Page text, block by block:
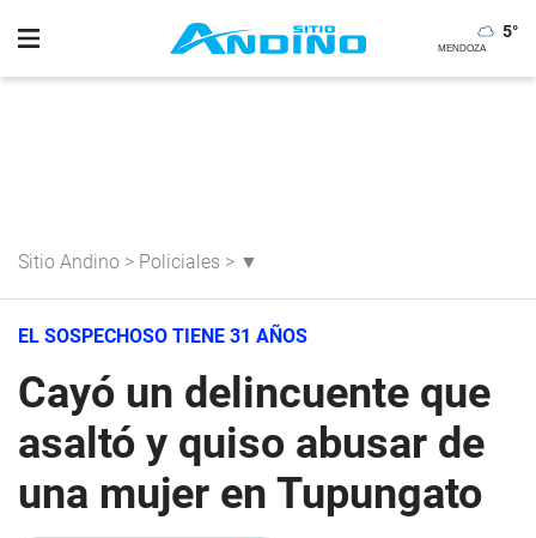
5°
Sitio Andino > Policiales > ▼
EL SOSPECHOSO TIENE 31 AÑOS
Cayó un delincuente que
asaltó y quiso abusar de
una mujer en Tupungato